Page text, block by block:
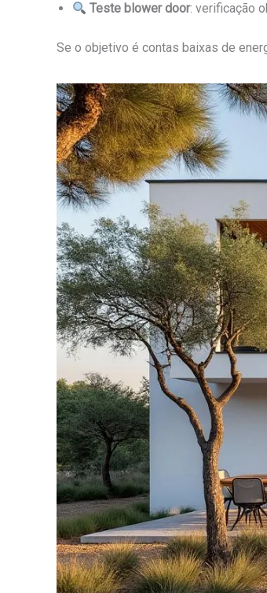
Teste blower door: verificação
Se o objetivo é contas baixas de